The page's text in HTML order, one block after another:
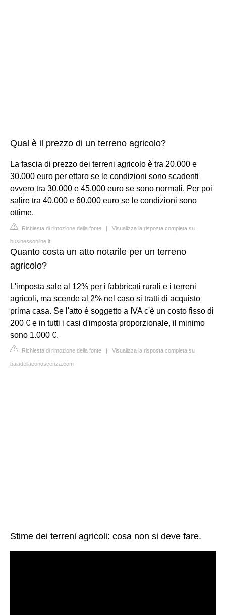
Qual è il prezzo di un terreno agricolo?
La fascia di prezzo dei terreni agricolo è tra 20.000 e
30.000 euro per ettaro se le condizioni sono scadenti
ovvero tra 30.000 e 45.000 euro se sono normali. Per poi
salire tra 40.000 e 60.000 euro se le condizioni sono
ottime.
Richiesta di rimozione della fonte | Visualizza la risposta completa su
businessonline.it
Quanto costa un atto notarile per un terreno
agricolo?
L'imposta sale al 12% per i fabbricati rurali e i terreni
agricoli, ma scende al 2% nel caso si tratti di acquisto
prima casa. Se l'atto è soggetto a IVA c'è un costo fisso di
200 € e in tutti i casi d'imposta proporzionale, il minimo
sono 1.000 €.
Richiesta di rimozione della fonte | Visualizza la risposta completa su
baiadellaconoscenza.com
Stime dei terreni agricoli: cosa non si deve fare.